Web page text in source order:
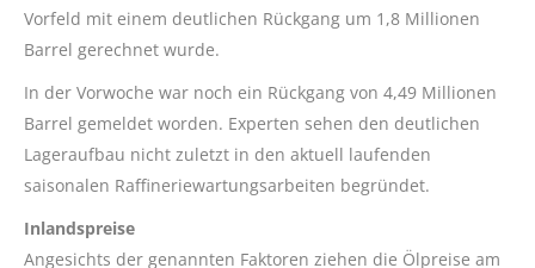
Vorfeld mit einem deutlichen Rückgang um 1,8 Millionen
Barrel gerechnet wurde.
In der Vorwoche war noch ein Rückgang von 4,49 Millionen
Barrel gemeldet worden. Experten sehen den deutlichen
Lageraufbau nicht zuletzt in den aktuell laufenden
saisonalen Raffineriewartungsarbeiten begründet.
Inlandspreise
Angesichts der genannten Faktoren ziehen die Ölpreise am